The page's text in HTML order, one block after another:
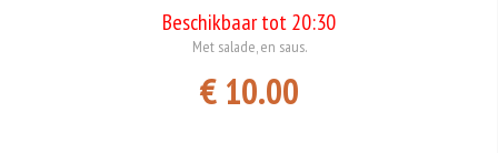
Beschikbaar tot 20:30
Met salade, en saus.
€ 10.00